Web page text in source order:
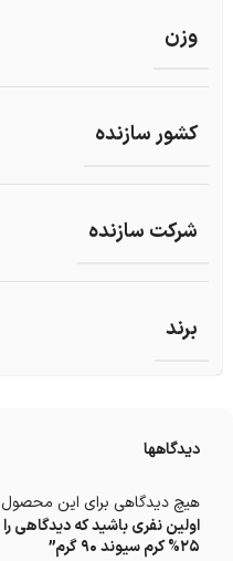
وزن
کشور سازنده
شرکت سازنده
برند
دیدگاهها
هیچ دیدگاهی برای این
اولین نفری باشید که دیدگاهی
25% کرم سیوند 90 گرم”